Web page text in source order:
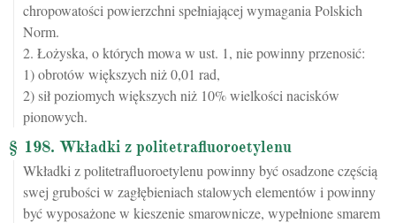
chropowatości powierzchni spełniającej wymagania Polskich
Norm.
2. Łożyska, o których mowa w ust. 1, nie powinny przenosić:
1) obrotów większych niż 0,01 rad,
2) sił poziomych większych niż 10% wielkości nacisków
pionowych.
§ 198. Wkładki z politetrafluoroetylenu
Wkładki z politetrafluoroetylenu powinny być osadzone częścią
swej grubości w zagłębieniach stalowych elementów i powinny
być wyposażone w kieszenie smarownicze, wypełnione smarem